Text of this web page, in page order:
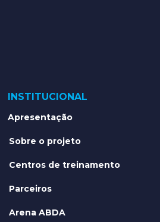
INSTITUCIONAL
Apresentação
Sobre o projeto
Centros de treinamento
Parceiros
Arena ABDA